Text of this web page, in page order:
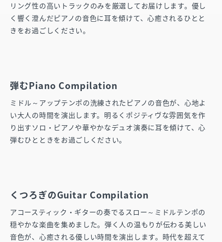
リング性の高いトラックのみを厳選してお届けします。優し
く響く澄んだピアノの音色に耳を傾けて、心癒されるひとと
きをお過ごしください。
弾むPiano Compilation
ミドル～アップテンポの洗練されたピアノの音色が、心地よ
い大人の時間を演出します。明るくポジティヴな雰囲気を作
り出すソロ・ピアノや華やかなデュオ演奏に耳を傾けて、心
弾むひとときをお過ごしください。
くつろぎのGuitar Compilation
アコースティック・ギターの奏でるスロー～ミドルテンポの
穏やかな楽曲を集めました。弾く人の温もりが伝わる美しい
音色が、心癒される優しい時間を演出します。時代を超えて